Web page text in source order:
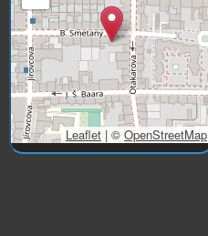
Leaflet | © OpenStreetMap